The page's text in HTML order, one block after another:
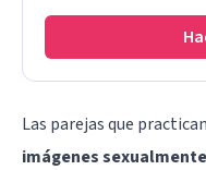
Las parejas que
imágenes